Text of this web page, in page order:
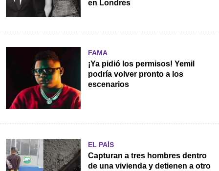
en Londres
FAMA
¡Ya pidió los permisos! Yemil
podría volver pronto a los
escenarios
EL PAÍS
Capturan a tres hombres dentro
de una vivienda y detienen a otro